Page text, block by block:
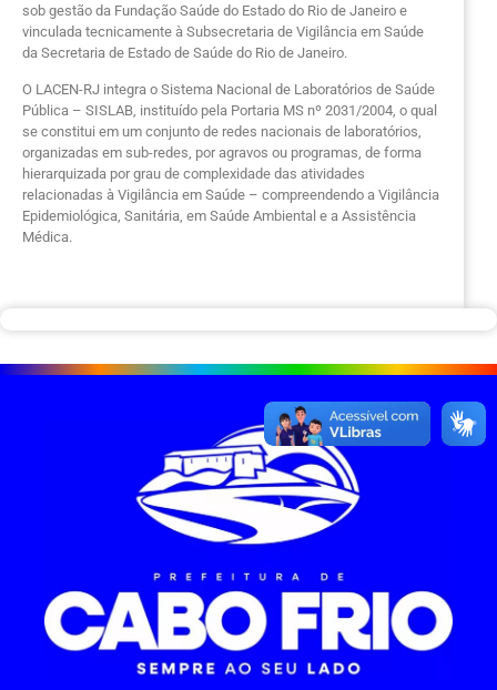
sob gestão da Fundação Saúde do Estado do Rio de Janeiro e
vinculada tecnicamente à Subsecretaria de Vigilância em Saúde
da Secretaria de Estado de Saúde do Rio de Janeiro.
O LACEN-RJ integra o Sistema Nacional de Laboratórios de Saúde
Pública – SISLAB, instituído pela Portaria MS nº 2031/2004, o qual
se constitui em um conjunto de redes nacionais de laboratórios,
organizadas em sub-redes, por agravos ou programas, de forma
hierarquizada por grau de complexidade das atividades
relacionadas à Vigilância em Saúde – compreendendo a Vigilância
Epidemiológica, Sanitária, em Saúde Ambiental e a Assistência
Médica.